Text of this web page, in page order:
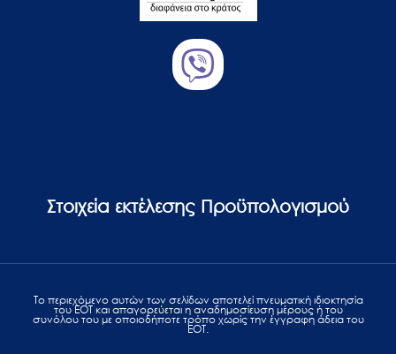
Στοιχεία εκτέλεσης Προϋπολογισμού
Το περιεχόμενο αυτών των σελίδων αποτελεί πvευματική ιδιοκτησία
του ΕΟΤ και απαγορεύεται η αναδημοσίευση μέρους ή του
συνόλου του με οποιοδήποτε τρόπο χωρίς την έγγραφη άδεια του
ΕΟΤ.